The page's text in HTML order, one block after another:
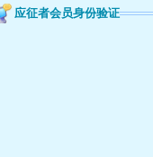
应征者会员身份验证